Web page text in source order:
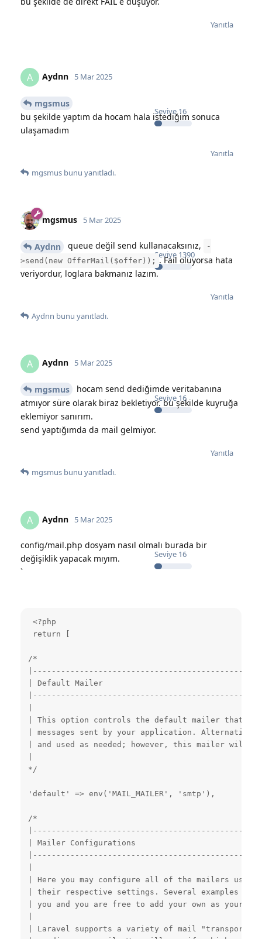
Yanıtla
A Aydnn
Seviye 16
5 Mar 2025
mgsmus
bu şekilde yaptım da hocam hala istediğim sonuca
ulaşamadım
Yanıtla
mgsmus bunu yanıtladı.
mgsmus
Seviye 1390
5 Mar 2025
Aydnn queue değil send kullanacaksınız,
-
>send(new OfferMail($offer)); . Fail oluyorsa hata
veriyordur, loglara bakmanız lazım.
Yanıtla
Aydnn bunu yanıtladı.
A Aydnn
Seviye 16
5 Mar 2025
mgsmus
hocam send dediğimde veritabanına
atmıyor süre olarak biraz bekletiyor. bu şekilde kuyruğa
eklemiyor sanırım.
send yaptığımda da mail gelmiyor.
Yanıtla
mgsmus bunu yanıtladı.
A Aydnn
Seviye 16
5 Mar 2025
config/mail.php dosyam nasıl olmalı burada bir
değişiklik yapacak mıyım.
`
<?php
return [
/*
| Default Mailer
| This option controls the default mailer that is
| messages sent by your application. Alternative
| and used as needed; however, this mailer will
*/
'default' => env('MAIL_MAILER', 'smtp'),
/*
| Mailer Configurations
| Here you may configure all of the mailers used
| their respective settings. Several examples
| you and you are free to add your own as your
| Laravel supports a variety of mail "transport"